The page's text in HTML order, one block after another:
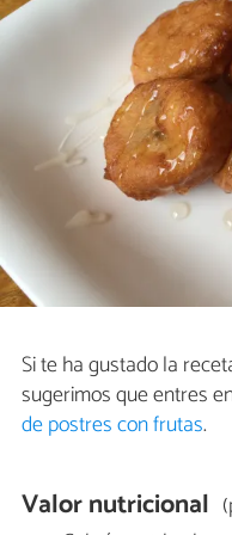
Si te ha gustado la
sugerimos que entres
de postres con frutas.
Valor nutricional